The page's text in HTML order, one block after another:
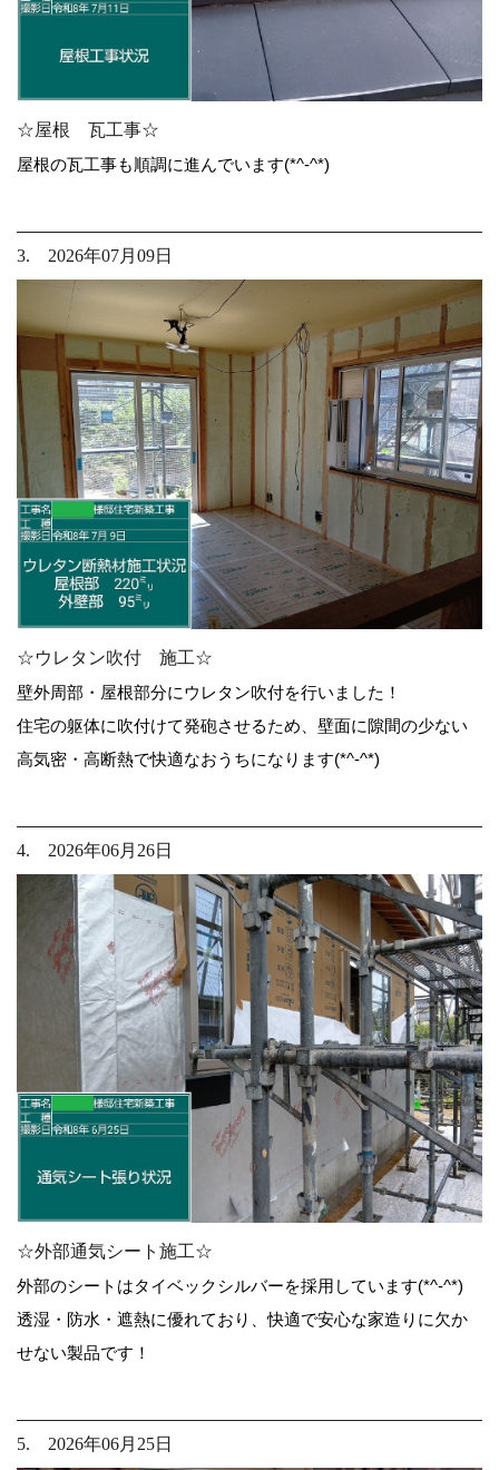
☆屋根 瓦工事☆
屋根の瓦工事も順調に進んでいます(*^-^*)
3. 2026年07月09日
☆ウレタン吹付 施工☆
壁外周部・屋根部分にウレタン吹付を行いました！
住宅の躯体に吹付けて発砲させるため、壁面に隙間の少ない
高気密・高断熱で快適なおうちになります(*^-^*)
4. 2026年06月26日
☆外部通気シート施工☆
外部のシートはタイベックシルバーを採用しています(*^-^*)
透湿・防水・遮熱に優れており、快適で安心な家造りに欠か
せない製品です！
5. 2026年06月25日